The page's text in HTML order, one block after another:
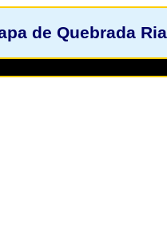
de Quebrada